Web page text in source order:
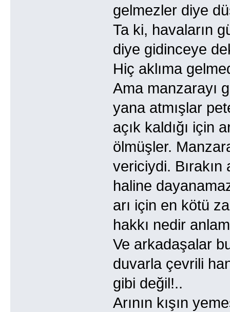
gelmezler diye
Ta ki, havaların
diye gidinceye
Hiç aklıma
Ama manzarayı
yana atmışlar
açık kaldığı için
ölmüşler.
vericiydi. Bırakın
haline
arı için en kötü
hakkı nedir
Ve arkadaşalar
duvarla çevrili
gibi değil!..
Arının kışın